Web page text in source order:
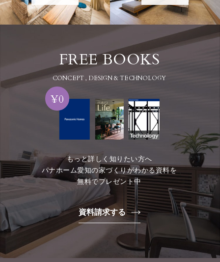
FREE BOOKS
CONCEPT , DESIGN & TECHNOLOGY
¥0
もっと詳しく知りたい方へ
パナホーム愛知の家づくりがわかる資料を
無料でプレゼント中
資料請求する